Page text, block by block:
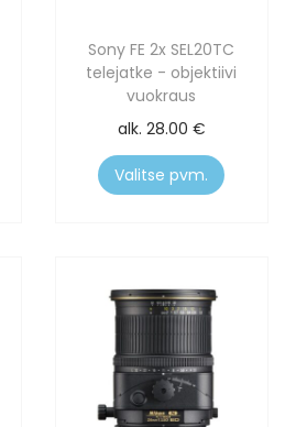
Sony FE 2x SEL20TC
telejatke - objektiivi
vuokraus
alk. 28.00 €
Valitse pvm.